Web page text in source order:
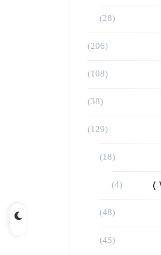
(28)
(206)
(108)
(38)
(129)
(18)
(4)
(48)
(45)